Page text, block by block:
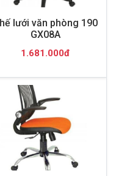
lưới văn phòng 190
GX08A
1.681.000đ